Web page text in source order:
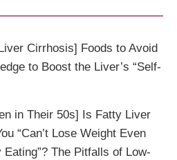
Cirrhosis] Foods to Avoid
to Boost the Liver’s “Self-
in Their 50s] Is Fatty Liver
“Can’t Lose Weight Even
Eating”? The Pitfalls of Low-